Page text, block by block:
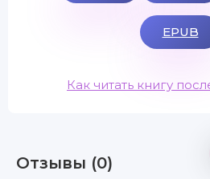
EPUB
Как читать книгу
Отзывы (0)